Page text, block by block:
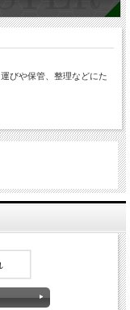
びや保管、整理などにた